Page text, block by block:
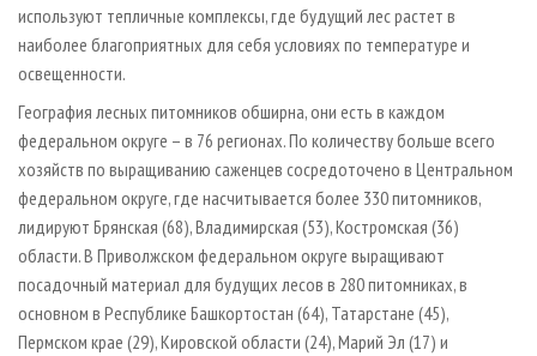
используют тепличные комплексы, где будущий лес растет в
наиболее благоприятных для себя условиях по температуре и
освещенности.
География лесных питомников обширна, они есть в каждом
федеральном округе – в 76 регионах. По количеству больше всего
хозяйств по выращиванию саженцев сосредоточено в Центральном
федеральном округе, где насчитывается более 330 питомников,
лидируют Брянская (68), Владимирская (53), Костромская (36)
области. В Приволжском федеральном округе выращивают
посадочный материал для будущих лесов в 280 питомниках, в
основном в Республике Башкортостан (64), Татарстане (45),
Пермском крае (29), Кировской области (24), Марий Эл (17) и